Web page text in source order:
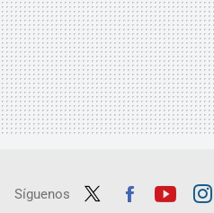
Síguenos